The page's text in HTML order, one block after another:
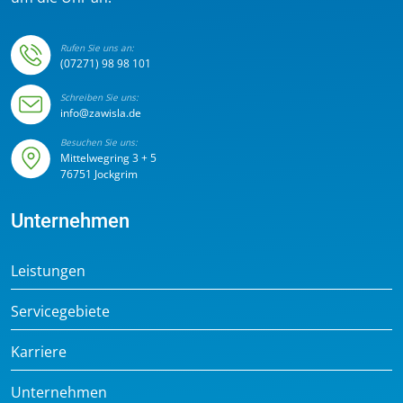
Rufen Sie uns an:
(07271) 98 98 101
Schreiben Sie uns:
info@zawisla.de
Besuchen Sie uns:
Mittelwegring 3 + 5
76751 Jockgrim
Unternehmen
Leistungen
Servicegebiete
Karriere
Unternehmen